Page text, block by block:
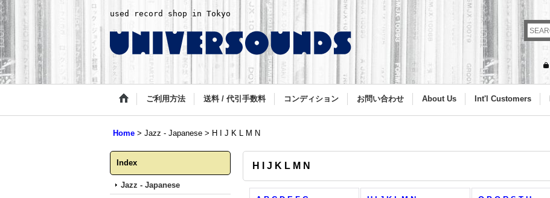
used record shop in Tokyo
ご利用方法 送料 / 代引手数料 コンディション お問い合わせ About Us Int'l Customers
Home > Jazz - Japanese > H I J K L M N
Index
Jazz - Japanese
H I J K L M N